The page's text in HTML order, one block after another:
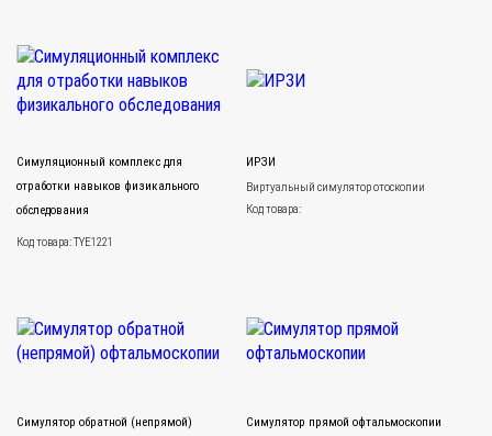
Симуляционный комплекс для
отработки навыков физикального
обследования
Код товара: TYE1221
ИРЗИ
Виртуальный симулятор отоскопии
Код товара:
Симулятор обратной (непрямой)
Симулятор прямой офтальмоскопии